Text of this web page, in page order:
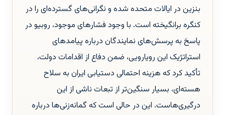
بنزین در ایالات متحده شده و نگرانی‌های گسترده‌ای را در
کنگره برانگیخته است. با وجود فشارهای موجود، روبیو در
پاسخ به پرسش‌های نمایندگان درباره پیامدهای
استراتژیک این رویارویی، ضمن دفاع از اقدامات دولت،
تأکید کرد که هزینه احتمالی دستیابی ایران به سلاح
هسته‌ای، بسیار سنگین‌تر از تبعات ناشی از این
درگیری‌هاست. این در حالی است که گمانه‌زنی‌ها درباره